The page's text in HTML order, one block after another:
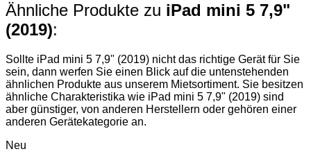
Ähnliche Produkte zu iPad mini 5 7,9"
(2019):
Sollte iPad mini 5 7,9" (2019) nicht das richtige Gerät für Sie
sein, dann werfen Sie einen Blick auf die untenstehenden
ähnlichen Produkte aus unserem Mietsortiment. Sie besitzen
ähnliche Charakteristika wie iPad mini 5 7,9" (2019) sind
aber günstiger, von anderen Herstellern oder gehören einer
anderen Gerätekategorie an.
Neu